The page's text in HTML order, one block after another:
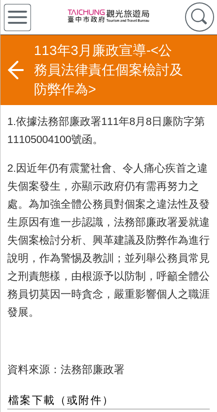
113年3月廉政宣導-<公
務員法律責任個案檢討及
防弊作為>
1.依據法務部廉政署111年8月8日廉防字第
11105004100號函。
2.因近年仍有震驚社會、令人痛心疾首之違
失個案發生，亦顯示政府仍有需再努力之
處。為加強全體公務員對個案之違法性及發
生原因有進一步認識，法務部廉政署爰就違
失個案檢討分析、興革建議及防弊作為進行
說明，作為警惕及教訓；並列舉公務員常見
之刑責態樣，由根源予以防制，呼籲全體公
務員切莫因一時貪念，嚴重影響個人之職涯
發展。
資料來源：法務部廉政署
檔案下載（或附件）